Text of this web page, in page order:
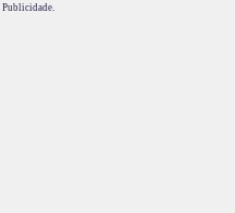
Publicidade.